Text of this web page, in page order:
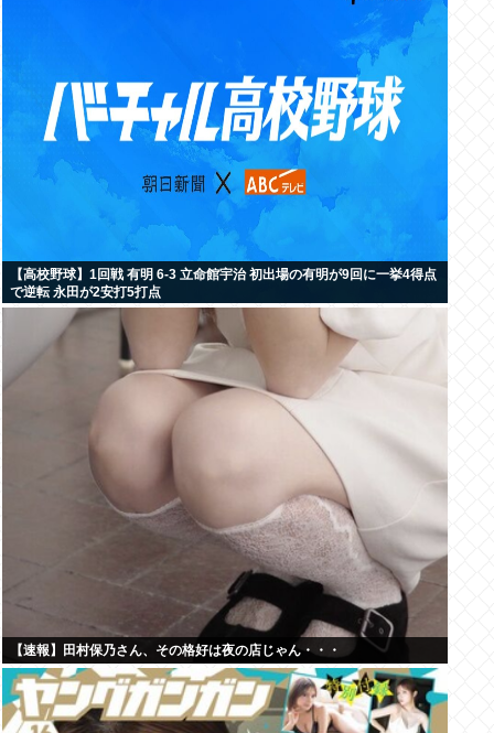
【高校野球】1回戦 有明 6-3 立命館宇治 初出場の有明が9回に一挙4得点
で逆転 永田が2安打5打点
【速報】田村保乃さん、その格好は夜の店じゃん・・・